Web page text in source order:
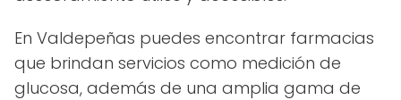
En Valdepeñas puedes encontrar farmacias
que brindan servicios como medición de
glucosa, además de una amplia gama de